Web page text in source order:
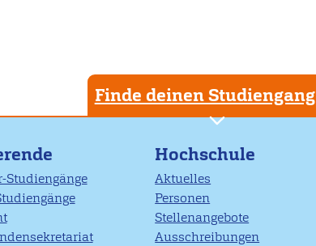
Finde deinen Studiengang
Studiengänge
Hochschule
Aktuelles
Personen
Stellenangebote
Ausschreibungen